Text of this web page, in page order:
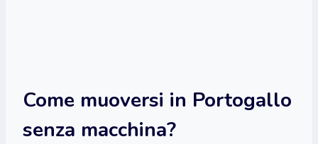
Come muoversi in Portogallo
senza macchina?